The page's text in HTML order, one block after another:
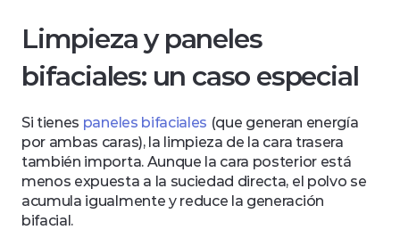
Limpieza y paneles
bifaciales: un caso especial
Si tienes paneles bifaciales (que generan energía
por ambas caras), la limpieza de la cara trasera
también importa. Aunque la cara posterior está
menos expuesta a la suciedad directa, el polvo se
acumula igualmente y reduce la generación
bifacial.